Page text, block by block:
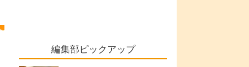
編集部ピックアップ